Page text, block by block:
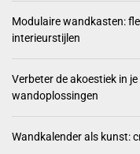
Modulaire wandkasten:
interieurstijlen
Verbeter de akoestiek in
wandoplossingen
Wandkalender als kunst: